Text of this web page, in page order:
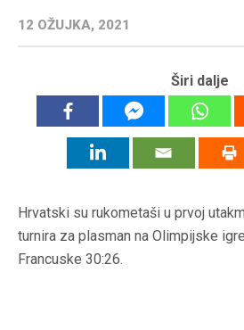
12 OŽUJKA, 2021
Širi dalje
Hrvatski su rukometaši u prvoj
turnira za plasman na Olimpijske
Francuske 30:26.